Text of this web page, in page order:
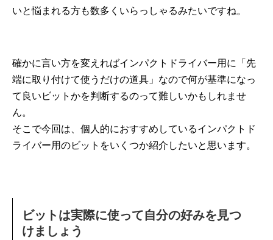
いと悩まれる方も数多くいらっしゃるみたいですね。
確かに言い方を変えればインパクトドライバー用に「先
端に取り付けて使うだけの道具」なので何が基準になっ
て良いビットかを判断するのって難しいかもしれませ
ん。
そこで今回は、個人的におすすめしているインパクトド
ライバー用のビットをいくつか紹介したいと思います。
ビットは実際に使って自分の好みを見つ
けましょう